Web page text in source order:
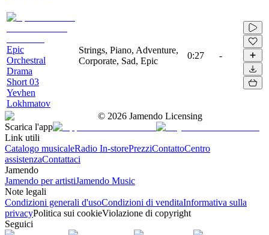
Epic
Orchestral
Drama
Short 03
Yevhen
Lokhmatov
Strings, Piano, Adventure,
Corporate, Sad, Epic
0:27 -
© 2026 Jamendo Licensing
Scarica l'app
Link utili
Catalogo musicaleRadio In-storePrezziContattoCentro
assistenzaContattaci
Jamendo
Jamendo per artistiJamendo Music
Note legali
Condizioni generali d'usoCondizioni di venditaInformativa sulla
privacyPolitica sui cookieViolazione di copyright
Seguici